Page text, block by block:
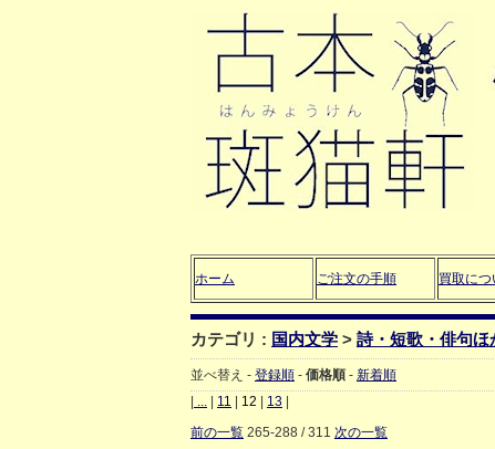
ホーム ご注文の手順 買取につ
カテゴリ : 国内文学 > 詩・短歌・俳句ほ
並べ替え - 登録順 - 価格順 - 新着順
... 11 12 13
前の一覧 265-288 / 311 次の一覧